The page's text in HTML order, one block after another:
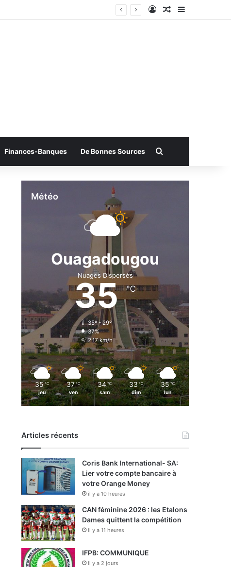
ConnexionArticle Aléatoire
Finances-Banques De Bonnes Sources Rechercher
Météo
Ouagadougou
Nuages Dispersés
35℃
35º - 29º
37%
2.17 km/h
35 ℃
jeu
37 ℃
ven
34 ℃
sam
33 ℃
dim
35 ℃
lun
Articles récents
Coris Bank International- SA:
Lier votre compte bancaire à
votre Orange Money
il y a 10 heures
CAN féminine 2026 : les Etalons
Dames quittent la compétition
il y a 11 heures
IFPB: COMMUNIQUE
il y a 2 jours